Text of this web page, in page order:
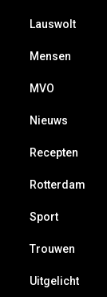
Lauswolt
Mensen
MVO
Nieuws
Recepten
Rotterdam
Sport
Trouwen
Uitgelicht